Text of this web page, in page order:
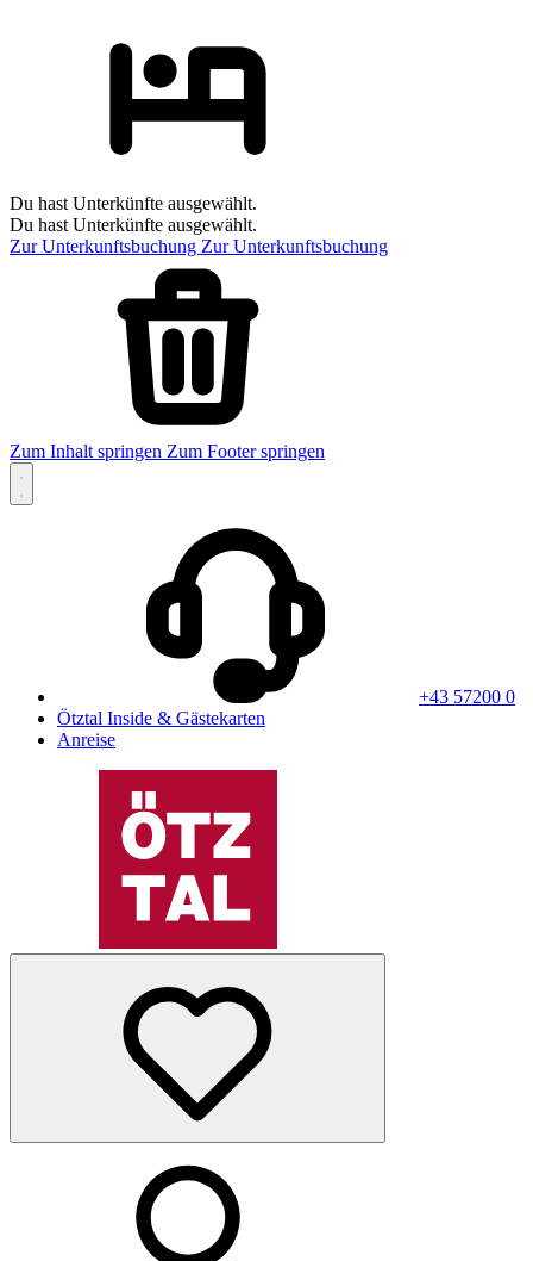
Du hast Unterkünfte ausgewählt.
Du hast Unterkünfte ausgewählt.
Zur Unterkunftsbuchung Zur Unterkunftsbuchung
Zum Inhalt springen Zum Footer springen
+43 57200 0
Ötztal Inside & Gästekarten
Anreise